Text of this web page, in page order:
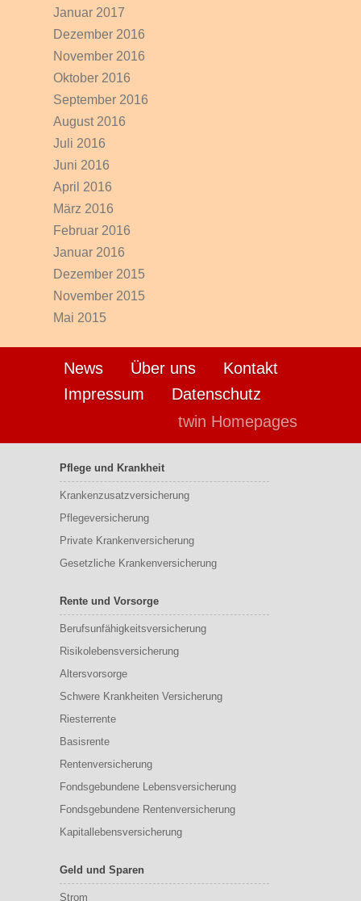
Januar 2017
Dezember 2016
November 2016
Oktober 2016
September 2016
August 2016
Juli 2016
Juni 2016
April 2016
März 2016
Februar 2016
Januar 2016
Dezember 2015
November 2015
Mai 2015
News Über uns
Kontakt
Impressum
Datenschutz
twin Homepages
Pflege und Krankheit
Krankenzusatzversicherung
Pflegeversicherung
Private Krankenversicherung
Gesetzliche Krankenversicherung
Rente und Vorsorge
Berufs­unfähigkeitsversicherung
Risikolebensversicherung
Altersvorsorge
Schwere Krankheiten Versicherung
Riesterrente
Basisrente
Rentenversicherung
Fondsgebundene Lebensversicherung
Fondsgebundene Rentenversicherung
Kapitallebensversicherung
Geld und Sparen
Strom